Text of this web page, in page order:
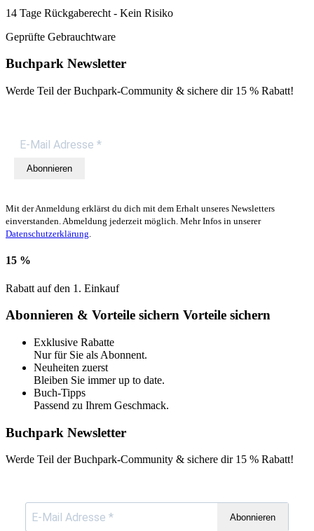
14 Tage Rückgaberecht - Kein Risiko
Geprüfte Gebrauchtware
Buchpark Newsletter
Werde Teil der Buchpark-Community & sichere dir 15 % Rabatt!
Abonnieren
Mit der Anmeldung erklärst du dich mit dem Erhalt unseres Newsletters
einverstanden. Abmeldung jederzeit möglich. Mehr Infos in unserer
Datenschutzerklärung.
15 %
Rabatt auf den 1. Einkauf
Abonnieren & Vorteile sichern Vorteile sichern
Exklusive Rabatte
Nur für Sie als Abonnent.
Neuheiten zuerst
Bleiben Sie immer up to date.
Buch-Tipps
Passend zu Ihrem Geschmack.
Buchpark Newsletter
Werde Teil der Buchpark-Community & sichere dir 15 % Rabatt!
Abonnieren